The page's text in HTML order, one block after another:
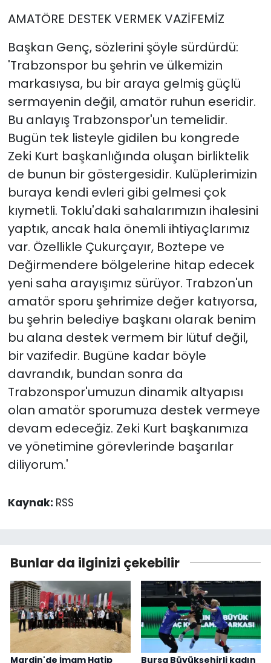
AMATÖRE DESTEK VERMEK VAZİFEMİZ
Başkan Genç, sözlerini şöyle sürdürdü:
'Trabzonspor bu şehrin ve ülkemizin
markasıysa, bu bir araya gelmiş güçlü
sermayenin değil, amatör ruhun eseridir.
Bu anlayış Trabzonspor'un temelidir.
Bugün tek listeyle gidilen bu kongrede
Zeki Kurt başkanlığında oluşan birliktelik
de bunun bir göstergesidir. Kulüplerimizin
buraya kendi evleri gibi gelmesi çok
kıymetli. Toklu'daki sahalarımızın ihalesini
yaptık, ancak hala önemli ihtiyaçlarımız
var. Özellikle Çukurçayır, Boztepe ve
Değirmendere bölgelerine hitap edecek
yeni saha arayışımız sürüyor. Trabzon'un
amatör sporu şehrimize değer katıyorsa,
bu şehrin belediye başkanı olarak benim
bu alana destek vermem bir lütuf değil,
bir vazifedir. Bugüne kadar böyle
davrandık, bundan sonra da
Trabzonspor'umuzun dinamik altyapısı
olan amatör sporumuza destek vermeye
devam edeceğiz. Zeki Kurt başkanımıza
ve yönetimine görevlerinde başarılar
diliyorum.'
Kaynak: RSS
Bunlar da ilginizi çekebilir
Mardin'de İmam Hatip Bursa Büyükşehirli kadın